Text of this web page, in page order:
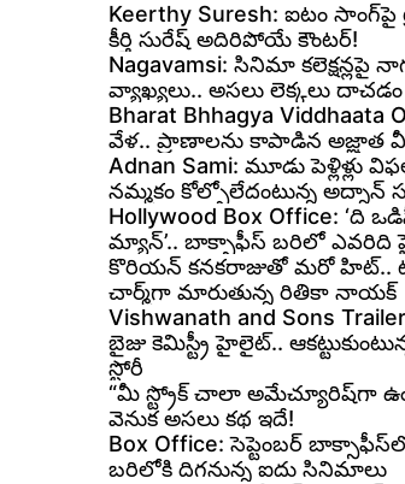
Keerthy Suresh: ఐటం సాంగ్‌పై
కీర్తి సురేష్ అదిరిపోయే కౌంటర్!
Nagavamsi: సినిమా కలెక్షన్లపై
వ్యాఖ్యలు.. అసలు లెక్కలు దాచడం
Bharat Bhhagya Viddhaata
వేళ.. ప్రాణాలను కాపాడిన అజ్ఞాత
Adnan Sami: మూడు పెళ్లిళ్లు
నమ్మకం కోల్పోలేదంటున్న అద్నాన్
Hollywood Box Office: ‘ది
మ్యాన్’.. బాక్సాఫీస్ బరిలో ఎవరిది
కొరియన్ కనకరాజుతో మరో హిట్..
చార్మ్‌గా మారుతున్న రితికా నాయక్
Vishwanath and Sons
బైజు కెమిస్ట్రీ హైలైట్..
స్టోరీ
“మీ స్ట్రోక్ చాలా అమేచ్యూరిష్‌గా
వెనుక అసలు కథ ఇదే!
Box Office: సెప్టెంబర్
బరిలోకి దిగనున్న ఐదు సినిమాలు